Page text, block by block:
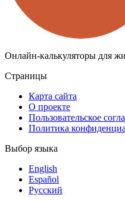
Онлайн-калькуляторы для
Страницы
Карта сайта
О проекте
Пользовательское
Политика
Выбор языка
English
Español
Русский